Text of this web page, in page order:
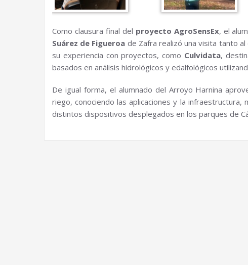
Como clausura final del proyecto AgroSensEx, el
Suárez de Figueroa de Zafra realizó una visita tanto al
su experiencia con proyectos, como Culvidata,
basados en análisis hidrológicos y edalfológicos
De igual forma, el alumnado del Arroyo Harnina
riego, conociendo las aplicaciones y la
distintos dispositivos desplegados en los parques de